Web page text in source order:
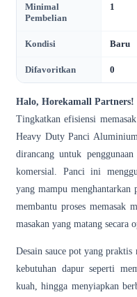
Minimal
Pembelian
1
Kondisi Baru
Difavoritkan 0
Halo, Horekamall Partners!
Tingkatkan efisiensi
Heavy Duty Panci
dirancang untuk
komersial. Panci ini
yang mampu menghantarkan
membantu proses memasak
masakan yang matang secara
Desain sauce pot yang praktis
kebutuhan dapur seperti
kuah, hingga menyiapkan